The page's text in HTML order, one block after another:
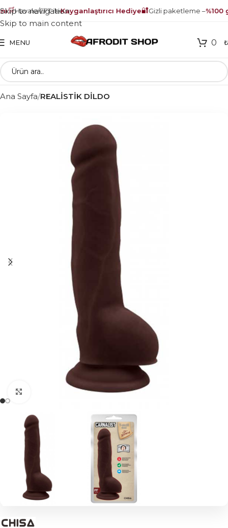
🛒Havale/EFT ileKayganlaştırıcı Hediye🔐Gizli paketleme –%100
Skip to navigation
Skip to main content
MENU 0 ₺
Ana Sayfa REALİSTİK DİLDO
Click to enlarge